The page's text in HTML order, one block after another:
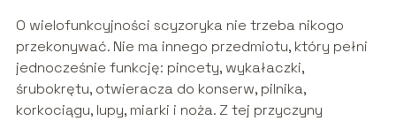
O wielofunkcyjności scyzoryka nie trzeba nikogo
przekonywać. Nie ma innego przedmiotu, który pełni
jednocześnie funkcję: pincety, wykałaczki,
śrubokrętu, otwieracza do konserw, pilnika,
korkociągu, lupy, miarki i noża. Z tej przyczyny